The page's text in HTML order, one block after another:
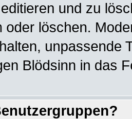
und zu
oder löschen.
unpassende
Blödsinn in das